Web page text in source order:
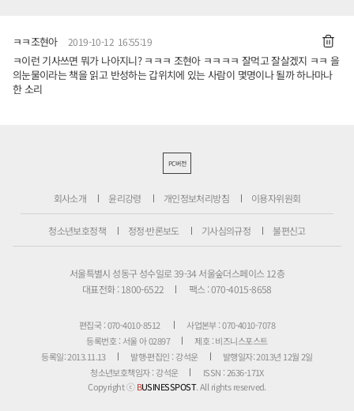
ㅋㅋ조현아 2019-10-12 16:55:19
ㅋ이런 기사쓰면 뭐가 나아지니? ㅋㅋㅋ 조현아 ㅋㅋㅋㅋ 잘먹고 잘살겠지 ㅋㅋ 을
의눈물이라는 책을 읽고 반성하는 갑위치에 있는 사람이 몇명이나 될까 하나마나
한 소리
PC버전
회사소개 윤리강령 개인정보처리방침 이용자위원회
청소년보호정책 정정·반론보도 기사심의규정 불편신고
서울특별시 성동구 성수일로 39-34 서울숲더스페이스 12층
대표전화 : 1800-6522
팩스 : 070-4015-8658
편집국 : 070-4010-8512
사업본부 : 070-4010-7078
등록번호 : 서울 아 02897
제호 : 비즈니스포스트
등록일: 2013.11.13
발행·편집인 : 강석운
발행일자: 2013년 12월 2일
청소년보호책임자 : 강석운
ISSN : 2636-171X
Copyright ⓒBUSINESSPOST. All rights reserved.